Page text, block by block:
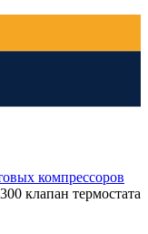
компрессоров
клапан термостата